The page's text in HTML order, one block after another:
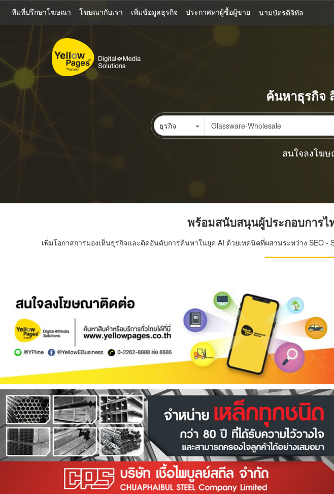
หลัก
ทีมที่ปรึกษาโฆษณา โฆษณากับเรา เพิ่มข้อมูลธุรกิจ ประกาศหาผู้ซื้อผู้ขาย นามบัตรดิจิทัล
ค้นหาธุรกิจ
ธุรกิจ
สนใจลงโฆ
พร้อมสนับสนุนผู้ประกอบการ
เพิ่มโอกาสการมองเห็นธุรกิจและติดอันดับการค้นหาในยุค AI ด้วยเทคนิคที่ผสานระหว่าง SEO